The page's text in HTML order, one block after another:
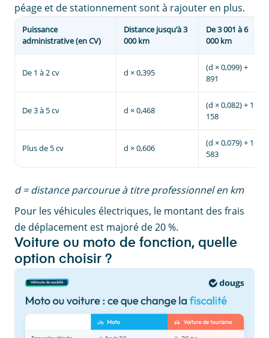
péage et de stationnement sont à rajouter en plus.
Puissance
administrative (en CV)
Distance jusqu’à 3
000 km
De 3 001 à 6
000 km
De 1 à 2 cv d × 0,395
(d × 0,099) +
891
De 3 à 5 cv d × 0,468
(d × 0,082) + 1
158
Plus de 5 cv d × 0,606
(d × 0,079) + 1
583
d = distance parcourue à titre professionnel en km
Pour les véhicules électriques, le montant des frais
de déplacement est majoré de 20 %.
Voiture ou moto de fonction, quelle
option choisir ?